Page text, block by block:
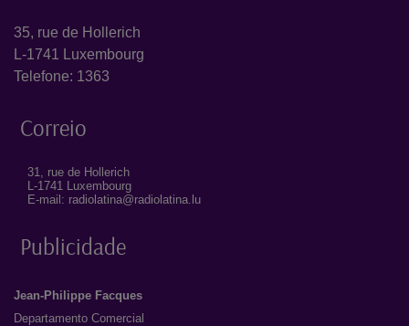
35, rue de Hollerich
L-1741 Luxembourg
Telefone: 1363
Correio
31, rue de Hollerich
L-1741 Luxembourg
E-mail: radiolatina@radiolatina.lu
Publicidade
Jean-Philippe Facques
Departamento Comercial